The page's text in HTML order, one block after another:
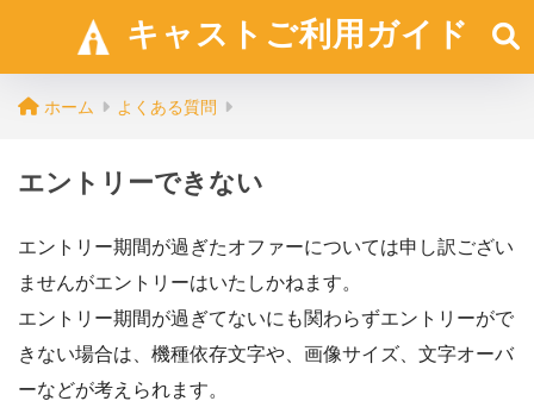
キャストご利用ガイド
ホーム よくある質問
エントリーできない
エントリー期間が過ぎたオファーについては申し訳ござい
ませんがエントリーはいたしかねます。
エントリー期間が過ぎてないにも関わらずエントリーがで
きない場合は、機種依存文字や、画像サイズ、文字オーバ
ーなどが考えられます。